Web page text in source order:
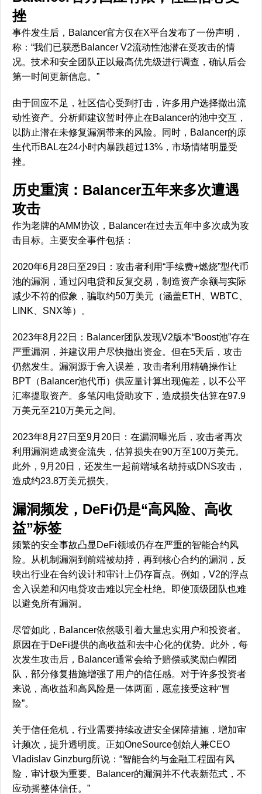
挫
事件发生后，Balancer官方仅在X平台发布了一份声明，
称：“我们已获悉Balancer V2流动性池潜在受攻击的情
况。技术和安全团队正以最高优先级进行调查，确认后会
第一时间更新信息。”
由于回应不足，社区信心受到打击，许多用户选择撤出流
动性资产。分析师建议暂时停止在Balancer的池中交互，
以防止潜在未修复漏洞带来的风险。同时，Balancer的原
生代币BAL在24小时内暴跌超过13%，市场情绪明显受
挫。
历史重演：Balancer五年来多次遭遇
攻击
作为老牌的AMM协议，Balancer在过去五年中多次成为攻
击目标。主要安全事件包括：
2020年6月28日至29日：攻击者利用“手续费+燃烧”型代币
池的漏洞，通过闪电贷和反复交易，制造资产余额与实际
减少不符的假象，骗取约50万美元（涵盖ETH、WBTC、
LINK、SNX等）。
2023年8月22日：Balancer团队发现V2版本“Boost池”存在
严重漏洞，并建议用户尽快撤出资金。但在5天后，攻击
仍然发生。漏洞源于舍入误差，攻击者利用精确操作让
BPT（Balancer池代币）供应量计算出现偏差，以不公平
汇率提取资产。多笔闪电贷助攻下，造成损失估算在97.9
万美元至210万美元之间。
2023年8月27日至9月20日：在漏洞曝光后，攻击者再次
利用漏洞造成资金流失，估算损失在90万至100万美元。
此外，9月20日，还发生一起前端域名劫持或DNS攻击，
造成约23.8万美元损失。
漏洞频发，DeFi仍是“高风险、高收
益”标签
频繁的安全事故凸显DeFi领域仍存在严重的智能合约风
险。从机制漏洞到前端被劫持，再到核心合约的漏洞，反
映出行业在合约设计和审计上仍存盲点。例如，V2的浮点
舍入误差和闪电贷攻击难以完全杜绝。即使顶级团队也难
以避免所有漏洞。
尽管如此，Balancer依然吸引着大量忠实用户和投资者。
原因在于DeFi提供的高收益和去中心化的优势。此外，每
次发生攻击后，Balancer通常会给予赔偿或奖励白帽团
队，部分修复措施增强了用户的信任感。对于许多投资者
来说，高收益和高风险是一体两面，愿意接受这种“冒
险”。
关于信任危机，行业需要持续改进安全保障措施，增加审
计频次，提升透明度。正如OneSource创始人兼CEO
Vladislav Ginzburg所说：“智能合约与金融工程固有风
险，审计极为重要。Balancer的漏洞并不代表新范式，不
应动摇整体信任。”